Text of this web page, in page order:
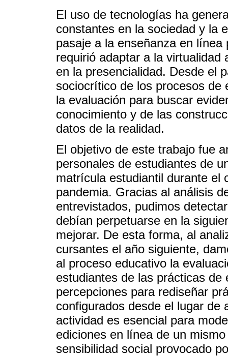
El uso de tecnologías ha
constantes en la sociedad y la
pasaje a la enseñanza en
requirió adaptar a la virtualidad
en la presencialidad. Desde el
sociocrítico de los procesos de
la evaluación para buscar
conocimiento y de las
datos de la realidad.
El objetivo de este trabajo fue
personales de estudiantes de
matrícula estudiantil durante el
pandemia. Gracias al análisis
entrevistados, pudimos
debían perpetuarse en la
mejorar. De esta forma, al
cursantes el año siguiente,
al proceso educativo la
estudiantes de las prácticas de
percepciones para rediseñar
configurados desde el lugar de
actividad es esencial para
ediciones en línea de un
sensibilidad social provocado